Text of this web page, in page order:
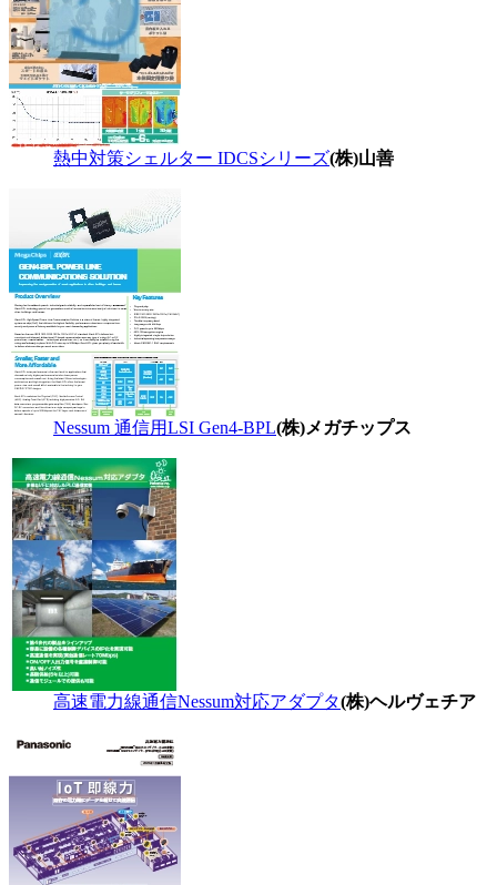
熱中対策シェルター IDCSシリーズ(株)山善
Nessum 通信用LSI Gen4-BPL(株)メガチップス
高速電力線通信Nessum対応アダプタ(株)ヘルヴェチア